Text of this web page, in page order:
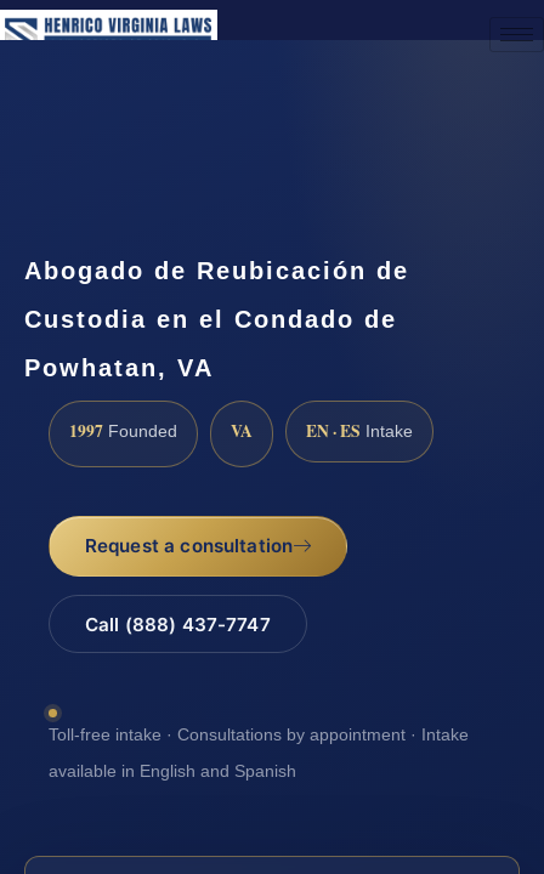
Abogado de Reubicación de
Custodia en el Condado de
Powhatan, VA
1997 Founded VA EN · ES Intake
Request a consultation
Call (888) 437-7747
Toll-free intake · Consultations by appointment · Intake
available in English and Spanish